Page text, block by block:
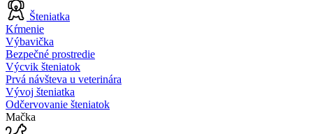
Šteniatka
Kŕmenie
Výbavička
Bezpečné prostredie
Výcvik šteniatok
Prvá návšteva u veterinára
Vývoj šteniatka
Odčervovanie šteniatok
Mačka